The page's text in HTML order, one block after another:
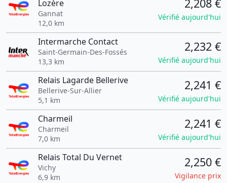
Lozère
Gannat
12,0 km
2,208 €
Vérifié aujourd'hui
Intermarche Contact
Saint-Germain-Des-Fossés
13,3 km
2,232 €
Vérifié aujourd'hui
Relais Lagarde Bellerive
Bellerive-Sur-Allier
5,1 km
2,241 €
Vérifié aujourd'hui
Charmeil
Charmeil
7,0 km
2,241 €
Vérifié aujourd'hui
Relais Total Du Vernet
Vichy
6,9 km
2,250 €
Vigilance prix